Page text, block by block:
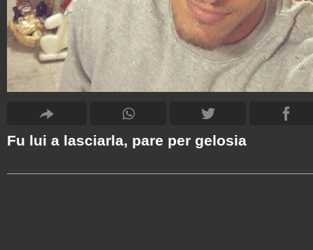
Fu lui a lasciarla, pare per gelosia